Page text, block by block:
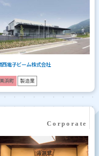
西電子ビーム株式会社
美浜町 製造業